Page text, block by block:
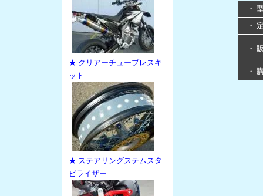
★ クリアーチューブレスキ
ット
★ ステアリングステムスタ
ビライザー
・
・
・
・